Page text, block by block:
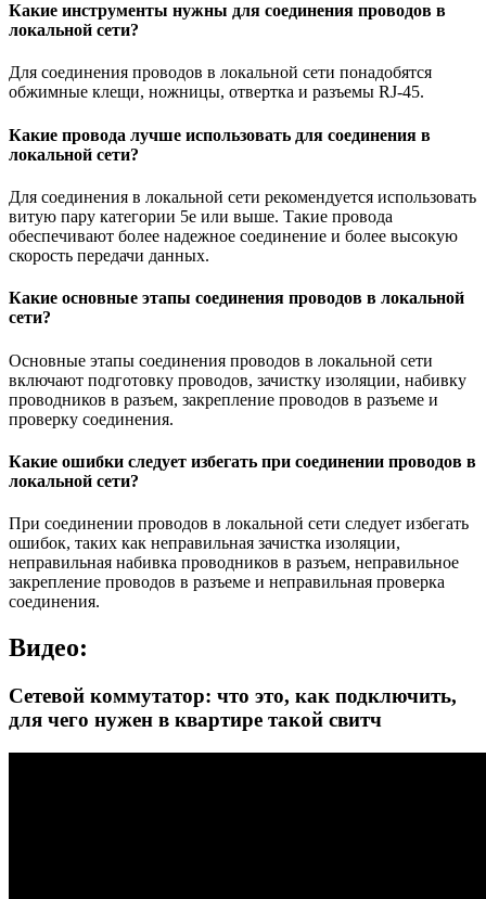
Какие инструменты нужны для соединения проводов в
локальной сети?
Для соединения проводов в локальной сети понадобятся
обжимные клещи, ножницы, отвертка и разъемы RJ-45.
Какие провода лучше использовать для соединения в
локальной сети?
Для соединения в локальной сети рекомендуется использовать
витую пару категории 5e или выше. Такие провода
обеспечивают более надежное соединение и более высокую
скорость передачи данных.
Какие основные этапы соединения проводов в локальной
сети?
Основные этапы соединения проводов в локальной сети
включают подготовку проводов, зачистку изоляции, набивку
проводников в разъем, закрепление проводов в разъеме и
проверку соединения.
Какие ошибки следует избегать при соединении проводов в
локальной сети?
При соединении проводов в локальной сети следует избегать
ошибок, таких как неправильная зачистка изоляции,
неправильная набивка проводников в разъем, неправильное
закрепление проводов в разъеме и неправильная проверка
соединения.
Видео:
Сетевой коммутатор: что это, как подключить,
для чего нужен в квартире такой свитч